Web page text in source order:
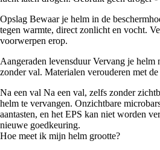
Opslag Bewaar je helm in de
tegen warmte, direct zonlicht en vocht.
voorwerpen erop.
Aangeraden levensduur Vervang je helm
zonder val. Materialen verouderen met
Na een val Na een val, zelfs zonder
helm te vervangen. Onzichtbare
aantasten, en het EPS kan niet worden
nieuwe goedkeuring.
Hoe meet ik mijn helm grootte?